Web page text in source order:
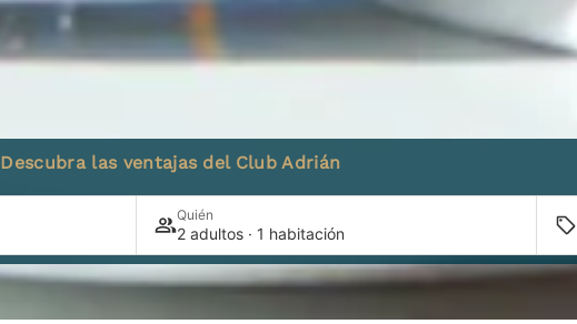
Descubra las ventajas del Club Adrián
Quién
2 adultos · 1 habitación